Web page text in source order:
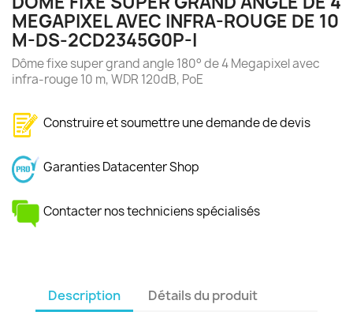
MEGAPIXEL AVEC INFRA-ROUGE DE 10
M-DS-2CD2345G0P-I
Dôme fixe super grand angle 180° de 4 Megapixel avec
infra-rouge 10 m, WDR 120dB, PoE
Construire et soumettre une demande de devis
Garanties Datacenter Shop
Contacter nos techniciens spécialisés
Description Détails du produit